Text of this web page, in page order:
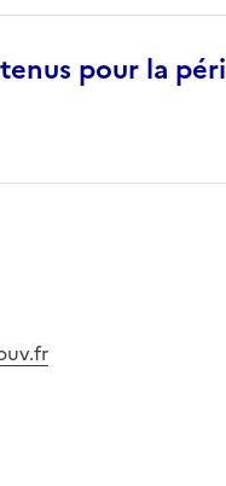
pour la